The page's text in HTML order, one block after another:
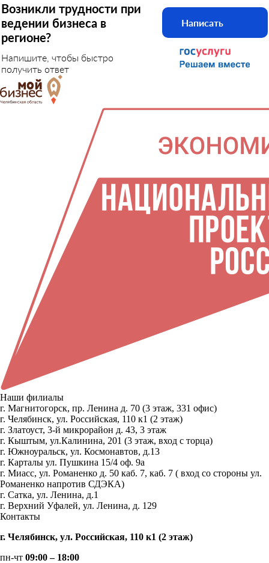
Возникли трудности при
ведении бизнеса в
регионе?
Напишите, чтобы быстро
получить ответ
Написать
Наши филиалы
г. Магнитогорск, пр. Ленина д. 70 (3 этаж, 331 офис)
г. Челябинск, ул. Российская, 110 к1 (2 этаж)
г. Златоуст, 3-й микрорайон д. 43, 3 этаж
г. Кыштым, ул.Калинина, 201 (3 этаж, вход с торца)
г. Южноуральск, ул. Космонавтов, д.13
г. Карталы ул. Пушкина 15/4 оф. 9а
г. Миасс, ул. Романенко д. 50 каб. 7, каб. 7 ( вход со стороны ул.
Романенко напротив СДЭКА)
г. Сатка, ул. Ленина, д.1
г. Верхний Уфалей, ул. Ленина, д. 129
Контакты
г. Челябинск, ул. Российская, 110 к1 (2 этаж)
пн-чт 09:00 – 18:00